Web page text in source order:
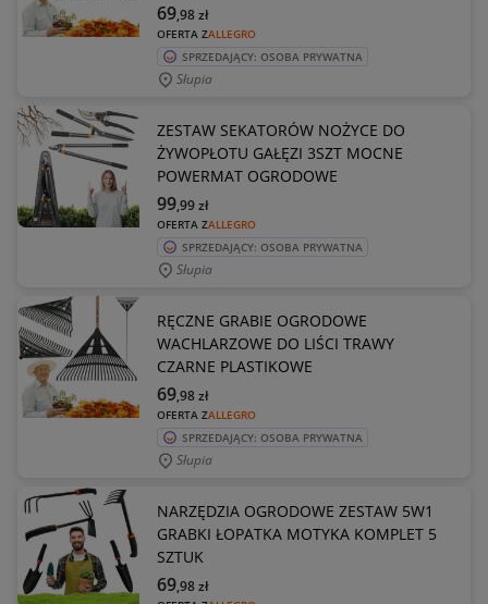
OFERTA ZALLEGRO
69,98zł
SPRZEDAJĄCY: OSOBA PRYWATNA
Słupia
ZESTAW SEKATORÓW NOŻYCE DO
ŻYWOPŁOTU GAŁĘZI 3SZT MOCNE
POWERMAT OGRODOWE
OFERTA ZALLEGRO
99,99zł
SPRZEDAJĄCY: OSOBA PRYWATNA
Słupia
RĘCZNE GRABIE OGRODOWE
WACHLARZOWE DO LIŚCI TRAWY
CZARNE PLASTIKOWE
OFERTA ZALLEGRO
69,98zł
SPRZEDAJĄCY: OSOBA PRYWATNA
Słupia
NARZĘDZIA OGRODOWE ZESTAW 5W1
GRABKI ŁOPATKA MOTYKA KOMPLET 5
SZTUK
69,98zł